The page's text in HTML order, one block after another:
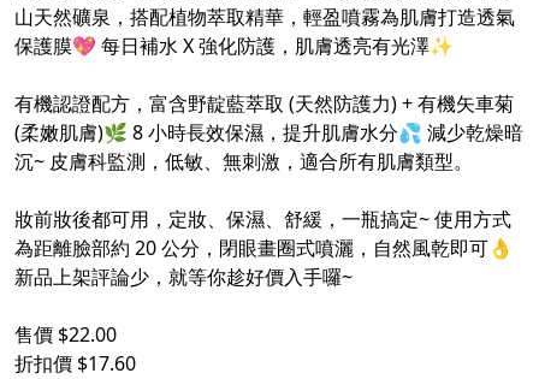
山天然礦泉，搭配植物萃取精華，輕盈噴霧為肌膚打造透氣
保護膜💖 每日補水 X 強化防護，肌膚透亮有光澤✨
有機認證配方，富含野靛藍萃取 (天然防護力) + 有機矢車菊
(柔嫩肌膚)🌿 8 小時長效保濕，提升肌膚水分💦 減少乾燥暗
沉~ 皮膚科監測，低敏、無刺激，適合所有肌膚類型。
妝前妝後都可用，定妝、保濕、舒緩，一瓶搞定~ 使用方式
為距離臉部約 20 公分，閉眼畫圈式噴灑，自然風乾即可👌
新品上架評論少，就等你趁好價入手囉~
售價 $22.00
折扣價 $17.60